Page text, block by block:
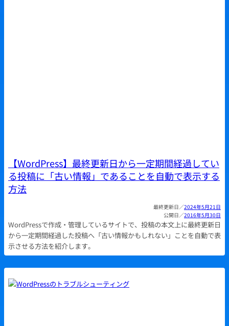
【WordPress】最終更新日から一定期間経過してい
る投稿に「古い情報」であることを自動で表示する
方法
2024年5月21日
2016年5月30日
WordPressで作成・管理しているサイトで、投稿の本文上に最終更新日
から一定期間経過した投稿へ「古い情報かもしれない」ことを自動で表
示させる方法を紹介します。